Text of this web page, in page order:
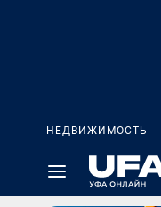
НЕДВИЖИМОСТЬ